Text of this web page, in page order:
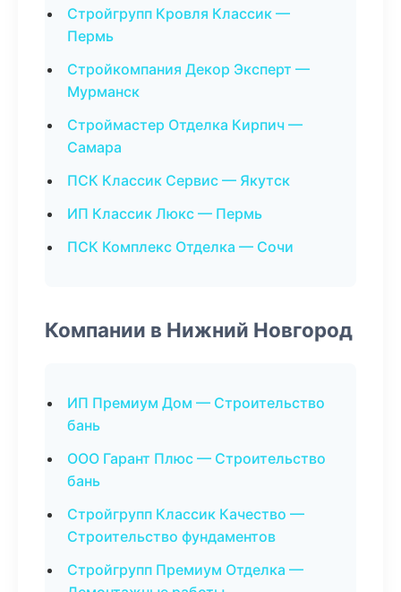
Стройгрупп Кровля Классик —
Пермь
Стройкомпания Декор Эксперт —
Мурманск
Строймастер Отделка Кирпич —
Самара
ПСК Классик Сервис — Якутск
ИП Классик Люкс — Пермь
ПСК Комплекс Отделка — Сочи
Компании в Нижний Новгород
ИП Премиум Дом — Строительство
бань
ООО Гарант Плюс — Строительство
бань
Стройгрупп Классик Качество —
Строительство фундаментов
Стройгрупп Премиум Отделка —